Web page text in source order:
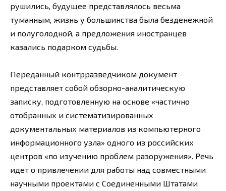
рушились, будущее представлялось весьма
туманным, жизнь у большинства была безденежной
и полуголодной, а предложения иностранцев
казались подарком судьбы.
Переданный контрразведчиком документ
представляет собой обзорно-аналитическую
записку, подготовленную на основе «частично
отобранных и систематизированных
документальных материалов из компьютерного
информационного узла» одного из российских
центров «по изучению проблем разоружения». Речь
идет о привлечении для работы над совместными
научными проектами с Соединенными Штатами